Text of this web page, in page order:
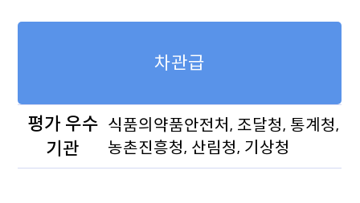
차관급
평가 우수
기관
식품의약품안전처, 조달청, 통계청,
농촌진흥청, 산림청, 기상청